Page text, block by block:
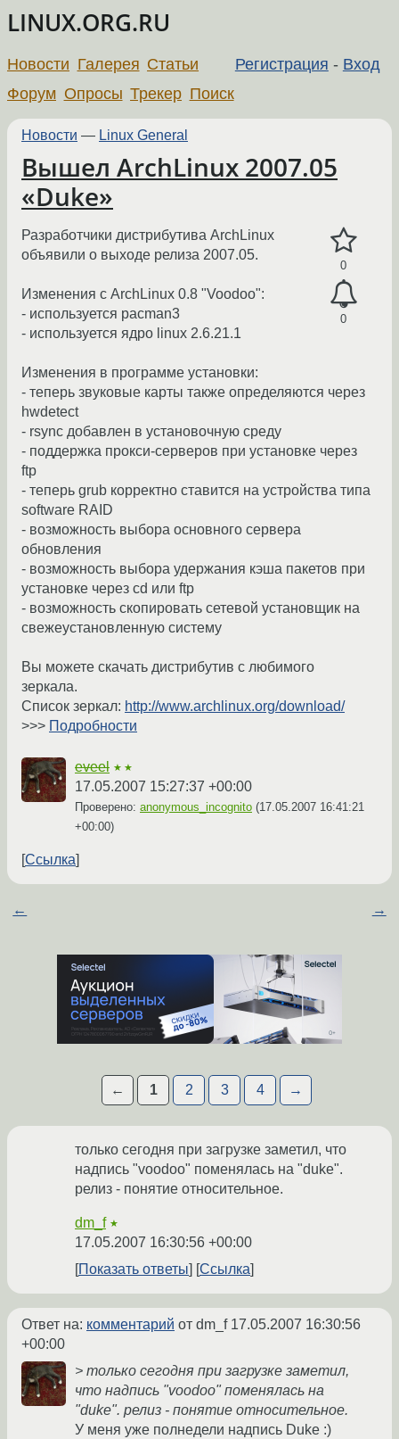
LINUX.ORG.RU
Регистрация - Вход
Новости Галерея Статьи
Форум Опросы Трекер Поиск
Новости — Linux General
Вышел ArchLinux 2007.05
«Duke»
0
0
Разработчики дистрибутива ArchLinux
объявили о выходе релиза 2007.05.
Изменения с ArchLinux 0.8 "Voodoo":
- используется pacman3
- используется ядро linux 2.6.21.1
Изменения в программе установки:
- теперь звуковые карты также определяются через
hwdetect
- rsync добавлен в установочную среду
- поддержка прокси-серверов при установке через
ftp
- теперь grub корректно ставится на устройства типа
software RAID
- возможность выбора основного сервера
обновления
- возможность выбора удержания кэша пакетов при
установке через cd или ftp
- возможность скопировать сетевой установщик на
свежеустановленную систему
Вы можете скачать дистрибутив с любимого
зеркала.
Список зеркал: http://www.archlinux.org/download/
>>> Подробности
eveel ★★
17.05.2007 15:27:37 +00:00
Проверено: anonymous_incognito (17.05.2007 16:41:21
+00:00)
Ссылка
← →
← 1 2 3 4 →
только сегодня при загрузке заметил, что
надпись "voodoo" поменялась на "duke".
релиз - понятие относительное.
dm_f ★
17.05.2007 16:30:56 +00:00
Показать ответы
Ссылка
Ответ на: комментарий от dm_f 17.05.2007 16:30:56
+00:00
> только сегодня при загрузке заметил,
что надпись "voodoo" поменялась на
"duke". релиз - понятие относительное.
У меня уже полнедели надпись Duke :)